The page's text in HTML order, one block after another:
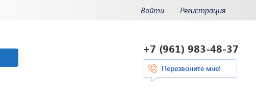
Войти Регистрация
+7 (961) 983-48-37
Перезвоните мне!